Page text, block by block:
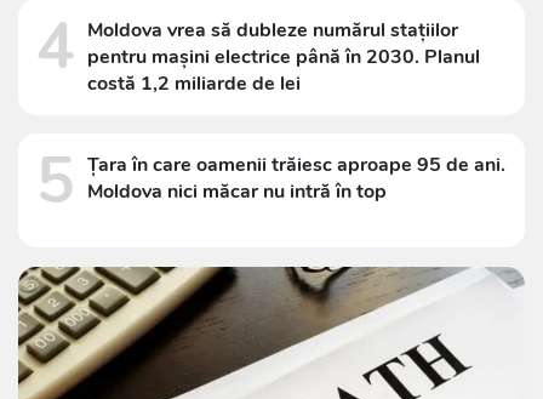
4 Moldova vrea să dubleze numărul stațiilor
pentru mașini electrice până în 2030. Planul
costă 1,2 miliarde de lei
5 Țara în care oamenii trăiesc aproape 95 de ani.
Moldova nici măcar nu intră în top